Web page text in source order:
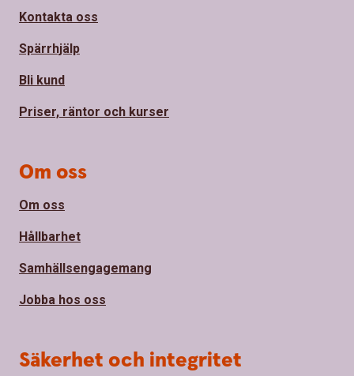
Kontakta oss
Spärrhjälp
Bli kund
Priser, räntor och kurser
Om oss
Om oss
Hållbarhet
Samhällsengagemang
Jobba hos oss
Säkerhet och integritet